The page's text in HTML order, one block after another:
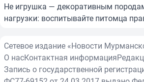
Не игрушка — декоративным
нагрузки: воспитывайте питомца
Сетевое издание «Новости
О насКонтактная информация
Запись о государственной